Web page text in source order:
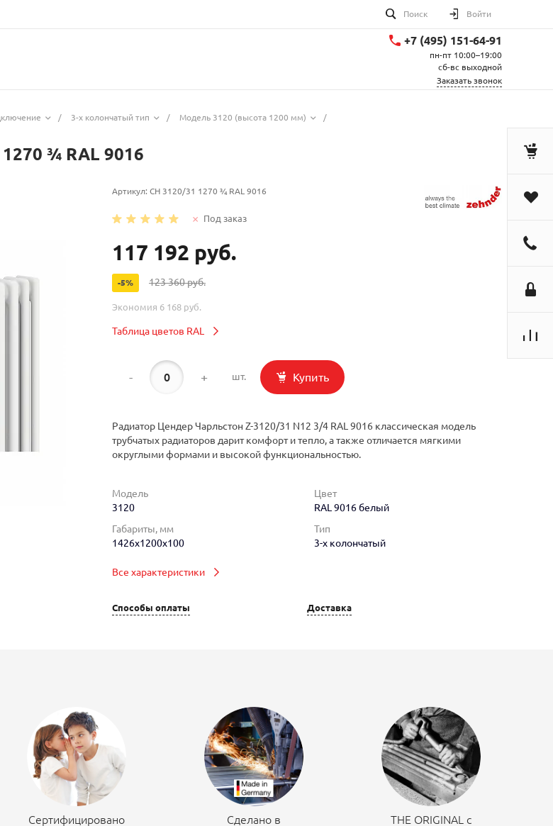
Поиск Войти
+7 (495) 151-64-91
пн-пт 10:00–19:00
сб-вс выходной
Заказать звонок
/ 3-х колончатый тип / Модель 3120 (высота 1200 мм)
/
¾ RAL 9016
Артикул: CH 3120/31 1270 ¾ RAL 9016
Под заказ
117 192 руб.
-5% 123 360 руб.
Экономия 6 168 руб.
Таблица цветов RAL
- + шт. Купить
Радиатор Цендер Чарльстон Z-3120/31 N12 3/4 RAL 9016 классическая модель
трубчатых радиаторов дарит комфорт и тепло, а также отличается мягкими
округлыми формами и высокой функциональностью.
Модель
3120
Цвет
RAL 9016 белый
Габариты, мм
1426x1200x100
Тип
3-х колончатый
Все характеристики
Способы оплаты Доставка
Сертифицировано
Сделано в
THE ORIGINAL c